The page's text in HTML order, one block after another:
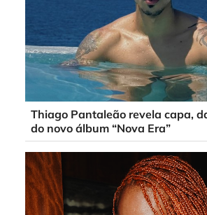
Thiago Pantaleão revela capa,
do novo álbum “Nova Era”